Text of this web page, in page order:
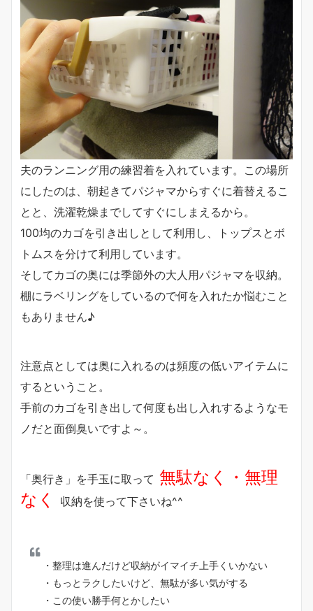
夫のランニング用の練習着を入れています。この場所
にしたのは、朝起きてパジャマからすぐに着替えるこ
とと、洗濯乾燥までしてすぐにしまえるから。
100均のカゴを引き出しとして利用し、トップスとボ
トムスを分けて利用しています。
そしてカゴの奥には季節外の大人用パジャマを収納。
棚にラベリングをしているので何を入れたか悩むこと
もありません♪
注意点としては奥に入れるのは頻度の低いアイテムに
するということ。
手前のカゴを引き出して何度も出し入れするようなモ
ノだと面倒臭いですよ～。
「奥行き」を手玉に取って 無駄なく・無理
なく
収納を使って下さいね^^
・整理は進んだけど収納がイマイチ上手くいかない
・もっとラクしたいけど、無駄が多い気がする
・この使い勝手何とかしたい